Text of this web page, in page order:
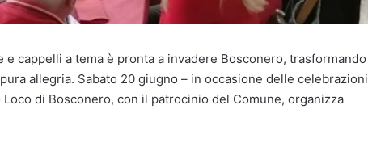
cappelli a tema è pronta a invadere Bosconero, trasformando
allegria. Sabato 20 giugno – in occasione delle celebrazioni
di Bosconero, con il patrocinio del Comune, organizza